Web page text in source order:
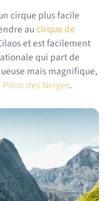
cirque plus facile
au cirque de
et est facilement
qui part de
mais magnifique,
Piton des Neiges.